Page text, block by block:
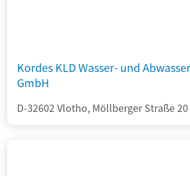
Kordes KLD Wasser- und
GmbH
D-32602 Vlotho, Möllberger Straße 20